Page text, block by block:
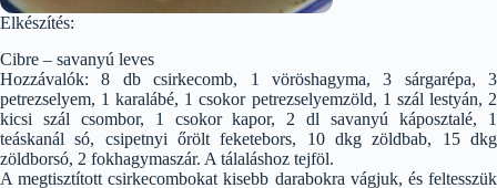
Elkészítés:
Cibre – savanyú leves
Hozzávalók: 8 db csirkecomb, 1 vöröshagyma, 3 sárgarépa, 3
petrezselyem, 1 karalábé, 1 csokor petrezselyemzöld, 1 szál lestyán, 2
kicsi szál csombor, 1 csokor kapor, 2 dl savanyú káposztalé, 1
teáskanál só, csipetnyi őrölt feketebors, 10 dkg zöldbab, 15 dkg
zöldborsó, 2 fokhagymaszár. A tálaláshoz tejföl.
A megtisztított csirkecombokat kisebb darabokra vágjuk, és feltesszük